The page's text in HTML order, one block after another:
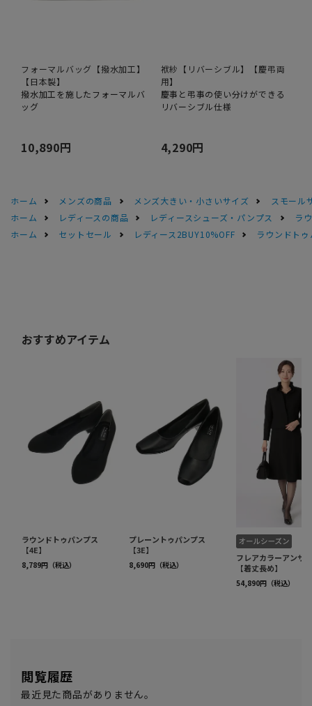
フォーマルバッグ【撥水加工】
【日本製】
撥水加工を施したフォーマルバ
ッグ
10,890円
袱紗【リバーシブル】【慶弔両
用】
慶事と弔事の使い分けができる
リバーシブル仕様
4,290円
ホーム メンズの商品 メンズ大きい・小さいサイズ
スモール
ホーム
レディースの商品 レディースシューズ・パンプス
ラ
ホーム
セットセール レディース2BUY10%OFF ラウンドト
閲覧履歴
最近見た商品がありません。